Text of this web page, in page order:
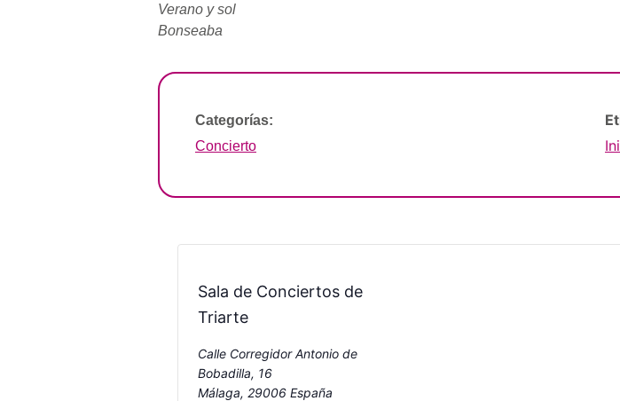
Verano y sol
Bonseaba
Categorías:
Concierto
Sala de Conciertos de
Triarte
Calle Corregidor Antonio de
Bobadilla, 16
Málaga, 29006 España